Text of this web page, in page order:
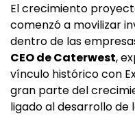
El crecimiento
comenzó a movilizar
dentro de las
CEO de Caterwest,
vínculo histórico con
gran parte del
ligado al desarrollo de